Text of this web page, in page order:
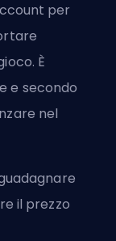
per
È
e secondo
nel
il prezzo